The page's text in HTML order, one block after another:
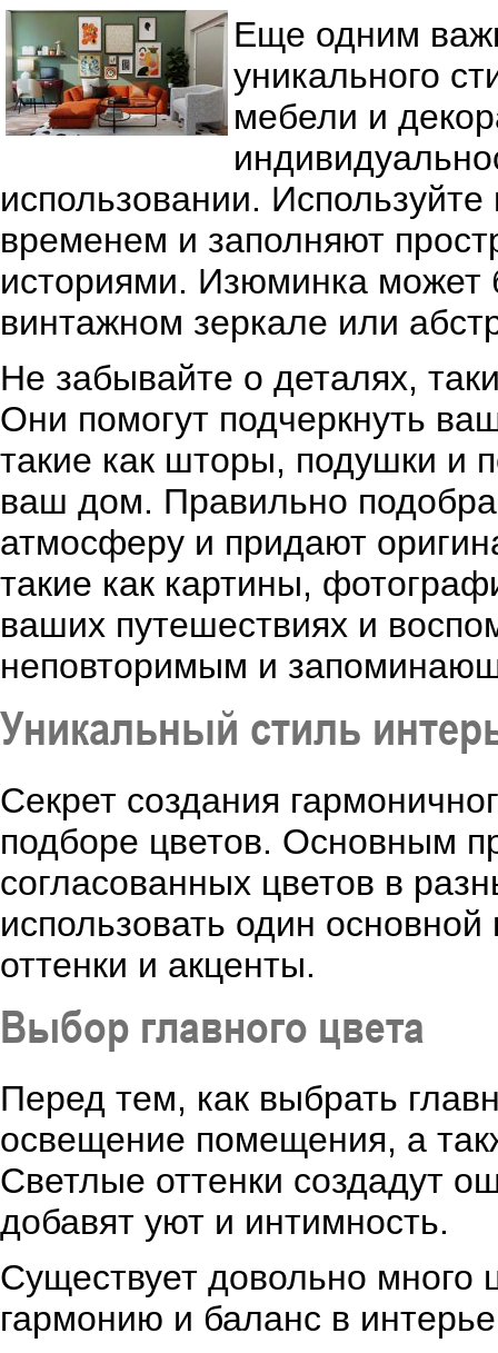
Еще одним
уникального
мебели и
использовании.
временем и заполняют
историями. Изюминка
винтажном зеркале или
Не забывайте о деталях,
Они помогут подчеркнуть
такие как шторы, подушки и
ваш дом. Правильно
атмосферу и придают
такие как картины,
ваших путешествиях и
неповторимым и
Уникальный стиль
Секрет создания
подборе цветов. Основным
согласованных цветов в
использовать один
оттенки и акценты.
Выбор главного цвета
Перед тем, как выбрать
освещение помещения, а
Светлые оттенки создадут
добавят уют и интимность.
Существует довольно много
гармонию и баланс в